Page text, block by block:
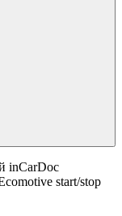
inCarDoc
start/stop